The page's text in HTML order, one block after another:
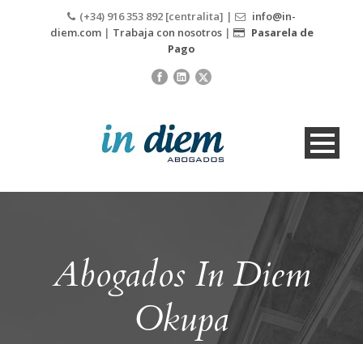
(+34) 916 353 892 [centralita] |
info@in-
diem.com| Trabaja con nosotros|
Pasarela de
Pago
Abogados In Diem
Okupa